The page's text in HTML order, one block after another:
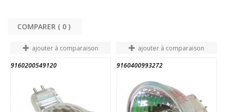
COMPARER ( 0
ajouter à comparaison
9160200549120
ajouter à comparaison
9160400993272